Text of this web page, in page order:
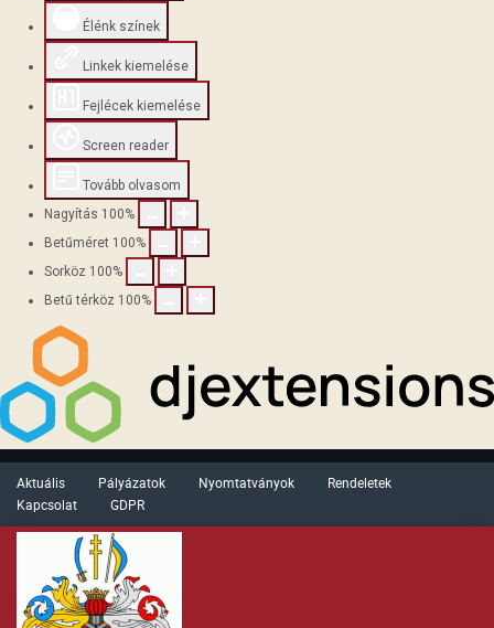
Élénk színek
Linkek kiemelése
Fejlécek kiemelése
Screen reader
Tovább olvasom
Nagyítás 100%
Betűméret 100%
Sorköz 100%
Betű térköz 100%
Aktuális Pályázatok Nyomtatványok
Rendeletek
Kapcsolat
GDPR